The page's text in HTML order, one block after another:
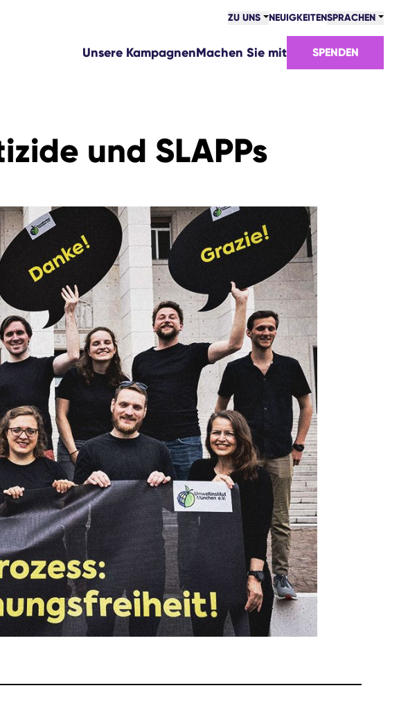
ZU UNS NEUIGKEITENSPRACHEN
Unsere KampagnenMachen Sie mit SPENDEN
und SLAPPs